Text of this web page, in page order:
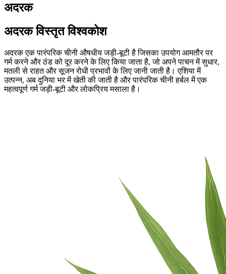
अदरक
अदरक विस्तृत विश्वकोश
अदरक एक पारंपरिक चीनी औषधीय जड़ी-बूटी है जिसका उपयोग आमतौर पर
गर्म करने और ठंड को दूर करने के लिए किया जाता है, जो अपने पाचन में सुधार,
मतली से राहत और सूजन रोधी प्रभावों के लिए जानी जाती है। एशिया में
उत्पन्न, अब दुनिया भर में खेती की जाती है और पारंपरिक चीनी हर्बल में एक
महत्वपूर्ण गर्म जड़ी-बूटी और लोकप्रिय मसाला है।